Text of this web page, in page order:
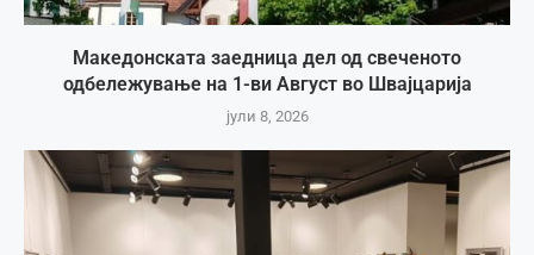
Македонската заедница дел од свеченото
одбележување на 1-ви Август во Швајцарија
јули 8, 2026